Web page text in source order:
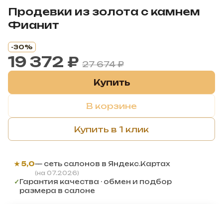
Продевки из золота с камнем
Фианит
-30%
19 372 ₽ 27 674 ₽
Купить
В корзине
Купить в 1 клик
★ 5,0— сеть салонов в Яндекс.Картах
(на 07.2026)
✓Гарантия качества · обмен и подбор
размера в салоне